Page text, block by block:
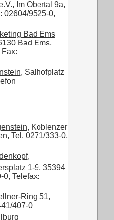
, Im Obertal 9a,
02604/9525-0,
Bad Ems
Bad Ems,
Fax:
, Salhofplatz
, Koblenzer
Tel. 0271/333-0,
,
1-9, 35394
0, Telefax:
Ring 51,
407-0